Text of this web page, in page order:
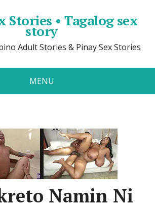
Stories • Tagalog sex
story
Adult Stories & Pinay Sex Stories
MENU
Namin Ni